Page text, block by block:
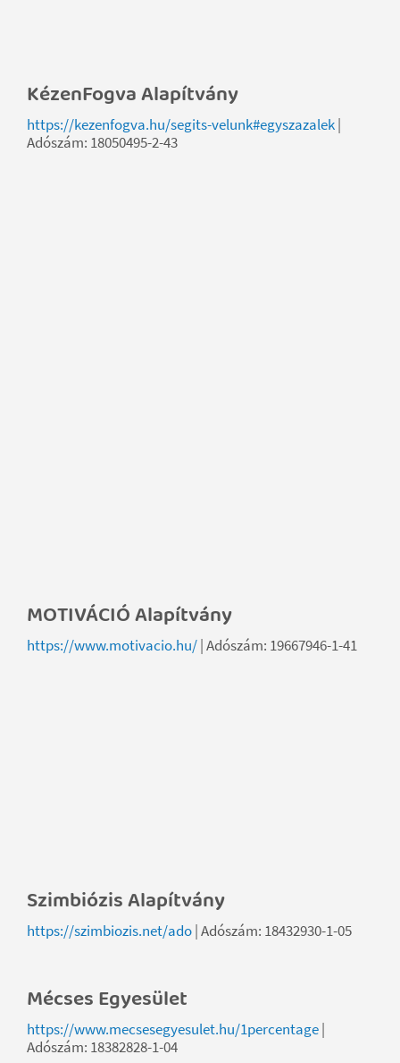
KézenFogva Alapítvány
https://kezenfogva.hu/segits-velunk#egyszazalek|
Adószám: 18050495-2-43
MOTIVÁCIÓ Alapítvány
https://www.motivacio.hu/| Adószám: 19667946-1-41
Szimbiózis Alapítvány
https://szimbiozis.net/ado| Adószám: 18432930-1-05
Mécses Egyesület
https://www.mecsesegyesulet.hu/1percentage|
Adószám: 18382828-1-04